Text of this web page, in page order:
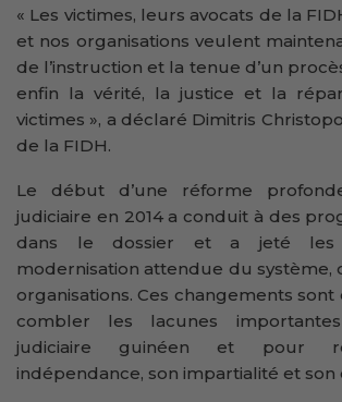
« Les victimes, leurs avocats de la
et nos organisations veulent
de l’instruction et la tenue d’un
enfin la vérité, la justice et la
victimes », a déclaré Dimitris
de la FIDH.
Le début d’une réforme
judiciaire en 2014 a conduit à des
dans le dossier et a jeté les
modernisation attendue du système,
organisations. Ces changements
combler les lacunes
judiciaire guinéen et pour
indépendance, son impartialité et son